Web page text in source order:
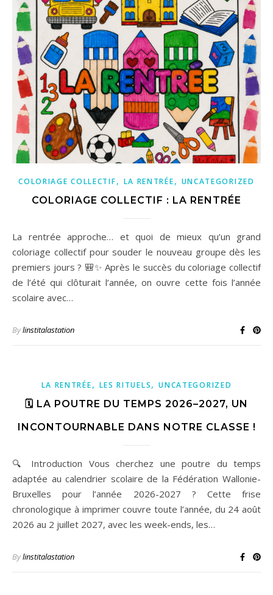
COLORIAGE COLLECTIF, LA RENTRÉE, UNCATEGORIZED
COLORIAGE COLLECTIF : LA RENTRÉE
La rentrée approche… et quoi de mieux qu’un grand
coloriage collectif pour souder le nouveau groupe dès les
premiers jours ? 🎒✨ Après le succès du coloriage collectif
de l’été qui clôturait l’année, on ouvre cette fois l’année
scolaire avec…
Bylinstitalastation
LA RENTRÉE, LES RITUELS,UNCATEGORIZED
🗓️ LA POUTRE DU TEMPS 2026–2027, UN
INCONTOURNABLE DANS NOTRE CLASSE !
🔍 Introduction Vous cherchez une poutre du temps
adaptée au calendrier scolaire de la Fédération Wallonie-
Bruxelles pour l’année 2026-2027 ? Cette frise
chronologique à imprimer couvre toute l’année, du 24 août
2026 au 2 juillet 2027, avec les week-ends, les…
Bylinstitalastation